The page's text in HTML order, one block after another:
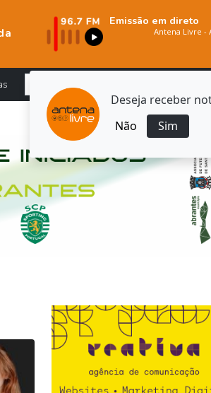
Deseja receber
Não
Sim
Emissão em direto